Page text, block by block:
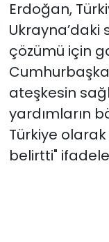
Erdoğan,
Ukrayna’daki
çözümü için
ateşkesin
yardımların
Türkiye
belirtti"